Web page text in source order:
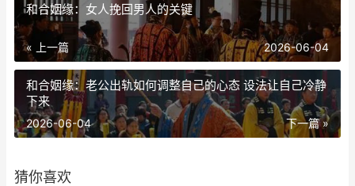
和合姻缘：女人挽回男人的关键
« 上一篇 2026-06-04
和合姻缘：老公出轨如何调整自己的心态 设法让自己冷静
下来
下一篇 »
2026-06-04
猜你喜欢